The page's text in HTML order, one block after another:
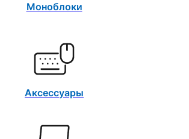
Моноблоки
Аксессуары